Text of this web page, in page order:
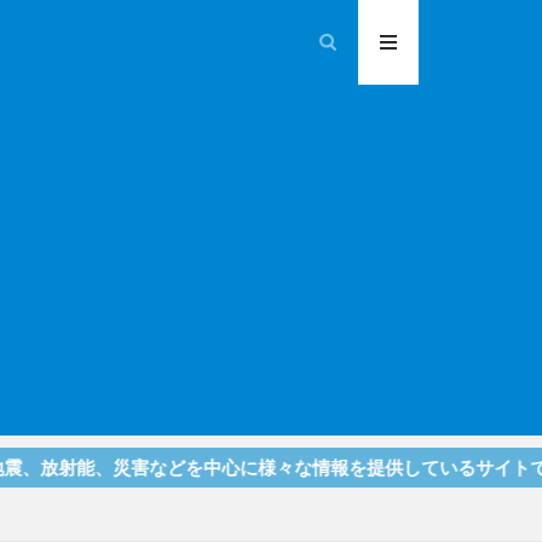
災害などを中心に様々な情報を提供しているサイトです！